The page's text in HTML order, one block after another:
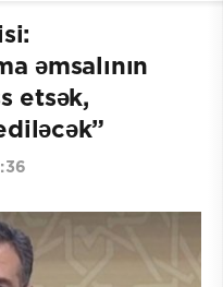
əmsalının
etsək,